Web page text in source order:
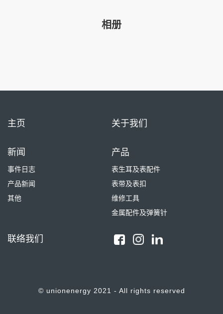
相册
主页 关于我们
新闻
事件日志
产品新闻
其他
产品
表生耳及表配件
表带及表扣
维修工具
金属配件及弹簧针
联络我们
© unionenergy 2021 - All rights reserved